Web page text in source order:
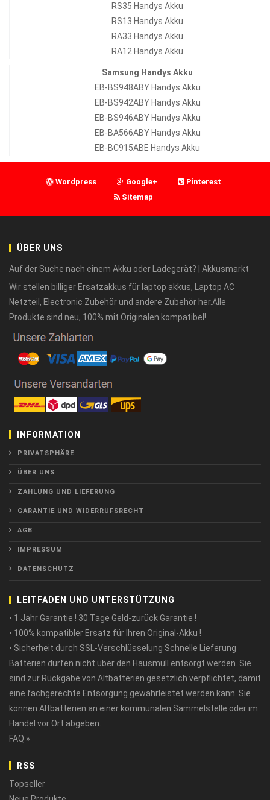
RS35 Handys Akku
RS13 Handys Akku
RA33 Handys Akku
RA12 Handys Akku
Samsung Handys Akku
EB-BS948ABY Handys Akku
EB-BS942ABY Handys Akku
EB-BS946ABY Handys Akku
EB-BA566ABY Handys Akku
EB-BC915ABE Handys Akku
Wordpress Google+
Pinterest
Sitemap
ÜBER UNS
Auf der Suche nach einem Akku oder Ladegerät? | Akkusmarkt
Wir stellen billiger Ersatzakkus für laptop akkus, Laptop AC
Netzteil, Electronic Zubehör und andere Zubehör her.Alle
Produkte sind neu, 100% mit Originalen kompatibel!
INFORMATION
PRIVATSPHÄRE
ÜBER UNS
ZAHLUNG UND LIEFERUNG
GARANTIE UND WIDERRUFSRECHT
AGB
IMPRESSUM
DATENSCHUTZ
LEITFADEN UND UNTERSTÜTZUNG
• 1 Jahr Garantie ! 30 Tage Geld-zurück Garantie !
• 100% kompatibler Ersatz für Ihren Original-Akku !
• Sicherheit durch SSL-Verschlüsselung Schnelle Lieferung
Batterien dürfen nicht über den Hausmüll entsorgt werden. Sie
sind zur Rückgabe von Altbatterien gesetzlich verpflichtet, damit
eine fachgerechte Entsorgung gewährleistet werden kann. Sie
können Altbatterien an einer kommunalen Sammelstelle oder im
Handel vor Ort abgeben.
FAQ »
RSS
Topseller